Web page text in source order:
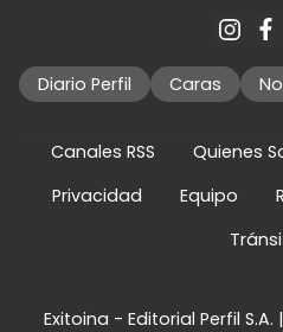
Diario Perfil Caras
Canales RSS Quienes
Privacidad
Equipo
Exitoina - Editorial Perfil S.A.